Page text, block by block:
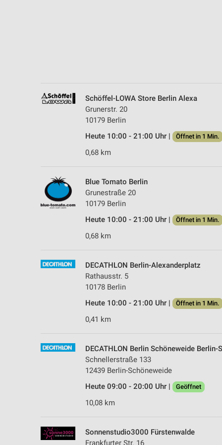
Schöffel-LOWA Store Berlin Alexa
Grunerstr. 20
10179 Berlin
Heute 10:00 - 21:00 Uhr |
Öffnet in 1 Min.
0,68 km
Blue Tomato Berlin
Grunestraße 20
10179 Berlin
Heute 10:00 - 21:00 Uhr |
Öffnet in 1 Min.
0,68 km
DECATHLON Berlin-Alexanderplatz
Rathausstr. 5
10178 Berlin
Heute 10:00 - 21:00 Uhr |
Öffnet in 1 Min.
0,41 km
DECATHLON Berlin Schöneweide Berlin-
Schnellerstraße 133
12439 Berlin-Schöneweide
Heute 09:00 - 20:00 Uhr |
Geöffnet
10,08 km
Sonnenstudio3000 Fürstenwalde
Frankfurter Str. 16
IAB-Besonderheiten:
Verwendung genauer Standortdaten
Performance
Funktional